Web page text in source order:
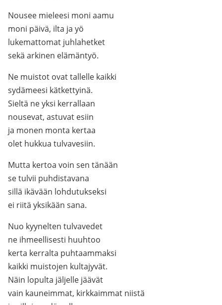
Nousee mieleesi moni aamu
moni päivä, ilta ja yö
lukemattomat juhlahetket
sekä arkinen elämäntyö.
Ne muistot ovat tallelle kaikki
sydämeesi kätkettyinä.
Sieltä ne yksi kerrallaan
nousevat, astuvat esiin
ja monen monta kertaa
olet hukkua tulvavesiin.
Mutta kertoa voin sen tänään
se tulvii puhdistavana
sillä ikävään lohdutukseksi
ei riitä yksikään sana.
Nuo kyynelten tulvavedet
ne ihmeellisesti huuhtoo
kerta kerralta puhtaammaksi
kaikki muistojen kultajyvät.
Näin lopulta jäljelle jäävät
vain kauneimmat, kirkkaimmat niistä